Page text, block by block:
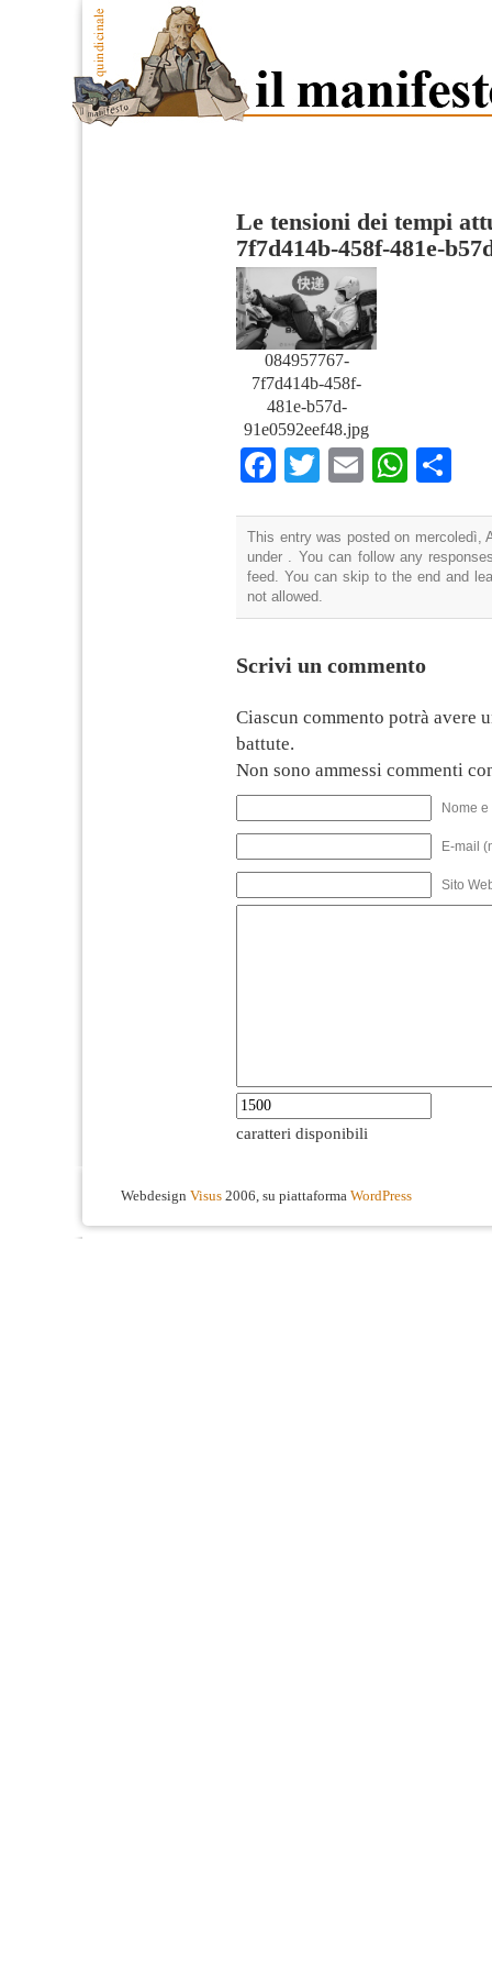
Le tensioni dei tempi
7f7d414b-458f-481e-
084957767-
7f7d414b-458f-
481e-b57d-
91e0592eef48.jpg
Facebook
TwitterEmail
This entry was posted on mercoledì,
under . You can follow any
feed. You can skip to the end and
not allowed.
Scrivi un commento
Ciascun commento potrà avere
battute.
Non sono ammessi commenti
Nome
E-mail
Sito
caratteri disponibili
Webdesign Visus 2006, su piattaforma WordPress